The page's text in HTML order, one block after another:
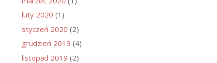
luty 2020 (1)
styczeń 2020 (2)
grudzień 2019 (4)
listopad 2019 (2)